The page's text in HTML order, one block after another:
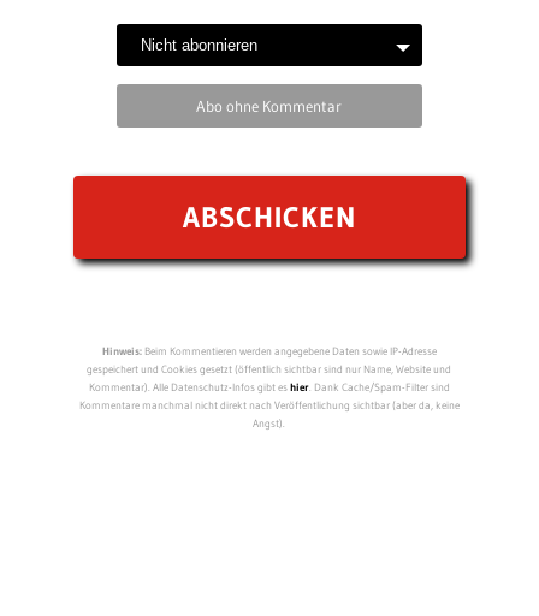
Abo ohne Kommentar
Hinweis:Beim Kommentieren werden angegebene Daten sowie IP-Adresse
gespeichert und Cookies gesetzt (öffentlich sichtbar sind nur Name, Website und
Kommentar). Alle Datenschutz-Infos gibt eshier. Dank Cache/Spam-Filter sind
Kommentare manchmal nicht direkt nach Veröffentlichung sichtbar (aber da, keine
Angst).